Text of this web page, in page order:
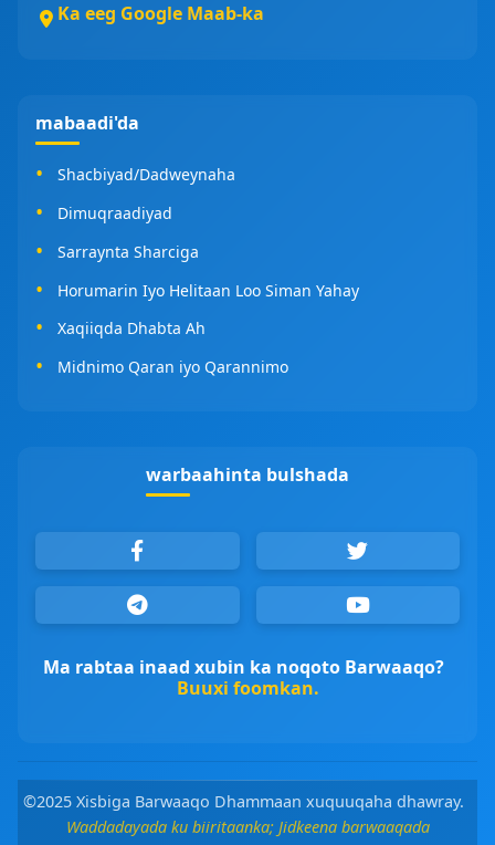
Ka eeg Google Maab-ka
mabaadi'da
Shacbiyad/Dadweynaha
Dimuqraadiyad
Sarraynta Sharciga
Horumarin Iyo Helitaan Loo Siman Yahay
Xaqiiqda Dhabta Ah
Midnimo Qaran iyo Qarannimo
warbaahinta bulshada
Ma rabtaa inaad xubin ka noqoto Barwaaqo?
Buuxi foomkan.
©2025 Xisbiga Barwaaqo Dhammaan xuquuqaha dhawray.
Waddadayada ku biiritaanka; Jidkeena barwaaqada